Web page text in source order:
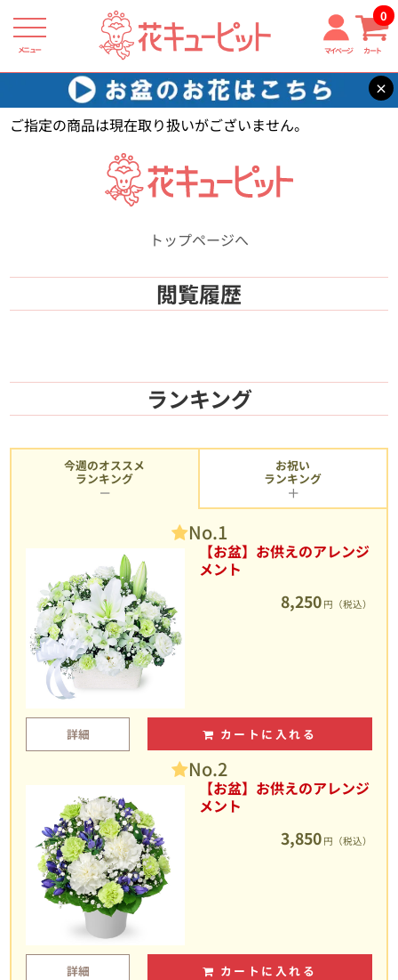
メニュー マイページ カート
0
×
花キューピット 【】
ご指定の商品は現在取り扱いがございません。
トップページへ
閲覧履歴
ランキング
今週のオススメ
ランキング
No.1
【お盆】お供えのアレンジ
メント
8,250 円（税込）
詳細 カートに入れる
No.2
【お盆】お供えのアレンジ
メント
3,850 円（税込）
詳細 カートに入れる
お祝い
ランキング